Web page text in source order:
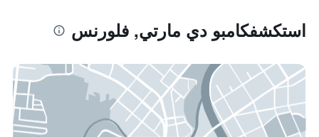
استكشفكامبو دي مارتي, فلورنس